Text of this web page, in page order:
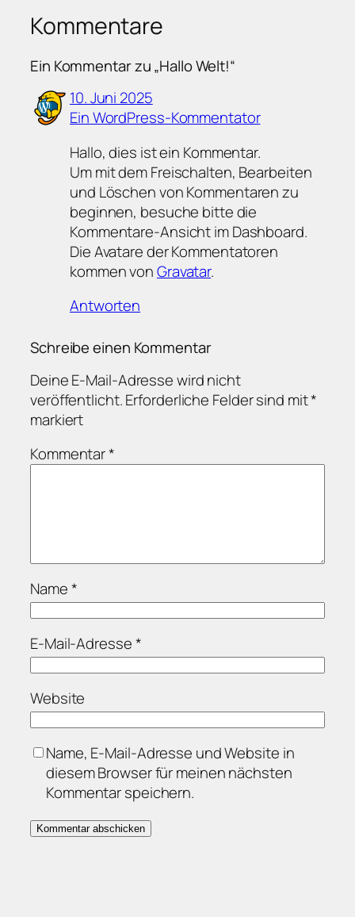
Kommentare
Ein Kommentar zu „Hallo Welt!“
10. Juni 2025
Ein WordPress-Kommentator
Hallo, dies ist ein Kommentar.
Um mit dem Freischalten, Bearbeiten
und Löschen von Kommentaren zu
beginnen, besuche bitte die
Kommentare-Ansicht im Dashboard.
Die Avatare der Kommentatoren
kommen vonGravatar.
Antworten
Schreibe einen Kommentar
Deine E-Mail-Adresse wird nicht
veröffentlicht.Erforderliche Felder sind mit*
markiert
Kommentar*
Name*
E-Mail-Adresse*
Website
Name, E-Mail-Adresse und Website in
diesem Browser für meinen nächsten
Kommentar speichern.